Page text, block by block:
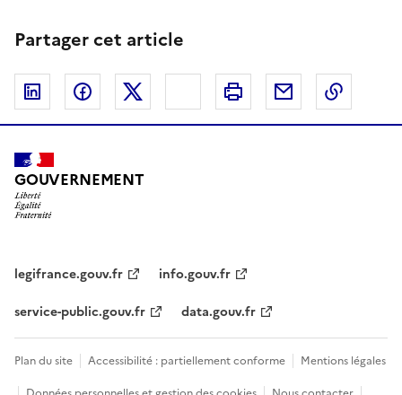
Partager cet article
Linkedin Facebook Bluesky Imprimer Courriel
GOUVERNEMENT
legifrance.gouv.fr
info.gouv.fr
service-public.gouv.fr
data.gouv.fr
Plan du site Accessibilité : partiellement conforme
Mentions légales